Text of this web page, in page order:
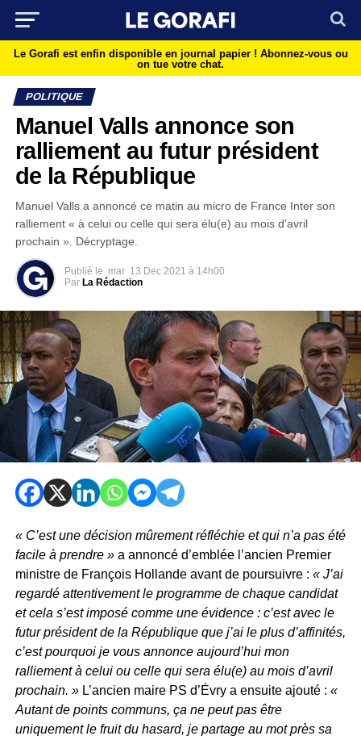
Le Gorafi est enfin disponible en journal papier ! Abonnez-vous ou
on tue votre chat.
POLITIQUE
Manuel Valls annonce son
ralliement au futur président
de la République
Manuel Valls a annoncé ce matin au micro de France Inter son
ralliement « à celui ou celle qui sera élu(e) au mois d’avril
prochain ». Décryptage.
Publié le mar 13 Dec 2021 à 14h00
Par La Rédaction
« C’est une décision mûrement réfléchie et qui n’a pas été
facile à prendre »a annoncé d’emblée l’ancien Premier
ministre de François Hollande avant de poursuivre : « J’ai
regardé attentivement le programme de chaque candidat
et cela s’est imposé comme une évidence : c’est avec le
futur président de la République que j’ai le plus d’affinités,
c’est pourquoi je vous annonce aujourd’hui mon
ralliement à celui ou celle qui sera élu(e) au mois d’avril
prochain. »L’ancien maire PS d’Évry a ensuite ajouté : «
Autant de points communs, ça ne peut pas être
uniquement le fruit du hasard, je partage au mot près sa